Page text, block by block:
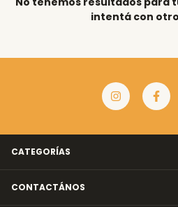
intentá con
CATEGORÍAS
CONTACTÁNOS